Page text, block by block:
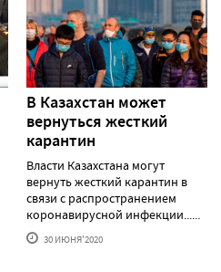
В Казахстан может
вернуться жесткий
карантин
Власти Казахстана могут
вернуть жесткий карантин в
связи с распространением
коронавирусной инфекции......
30 ИЮНЯ'2020